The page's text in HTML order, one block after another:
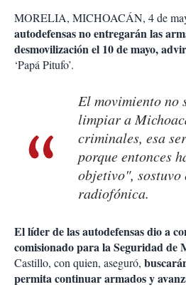
MORELIA, MICHOACÁN, 4 de
autodefensas no entregarán las
desmovilización el 10 de mayo,
‘Papá Pitufo’.
El movimiento no
limpiar a
criminales, esa
porque entonces
objetivo", sostuvo
radiofónica.
El líder de las autodefensas dio a
comisionado para la Seguridad de
Castillo, con quien, aseguró,
permita continuar armados y